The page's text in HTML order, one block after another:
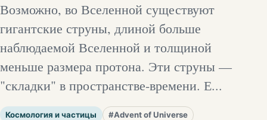
Возможно, во Вселенной существуют
гигантские струны, длиной больше
наблюдаемой Вселенной и толщиной
меньше размера протона. Эти струны —
"складки" в пространстве-времени. Е...
Космология и частицы
#Advent of Universe